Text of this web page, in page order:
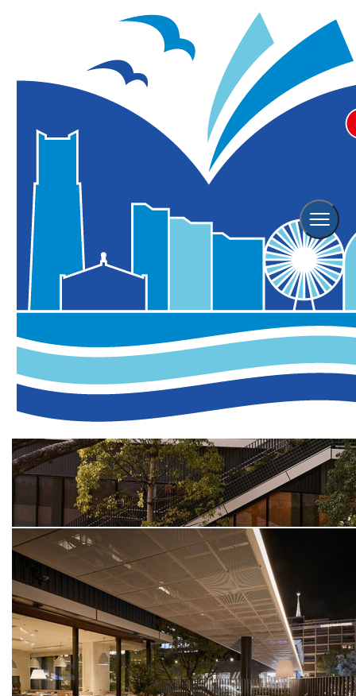
横浜観光TOP
トピックス一覧
神奈川エリア初出店！「NYの朝食の女王」サラベスがBASEGATE横
浜関内に3/19(木)オープン
神奈川エリア初出店！「NYの朝食の女王」サラ
ベスがBASEGATE横浜関内に3/19(木)オープン
2026年03月13日更新